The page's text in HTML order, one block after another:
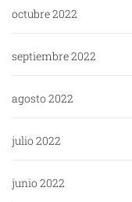
octubre 2022
septiembre 2022
agosto 2022
julio 2022
junio 2022